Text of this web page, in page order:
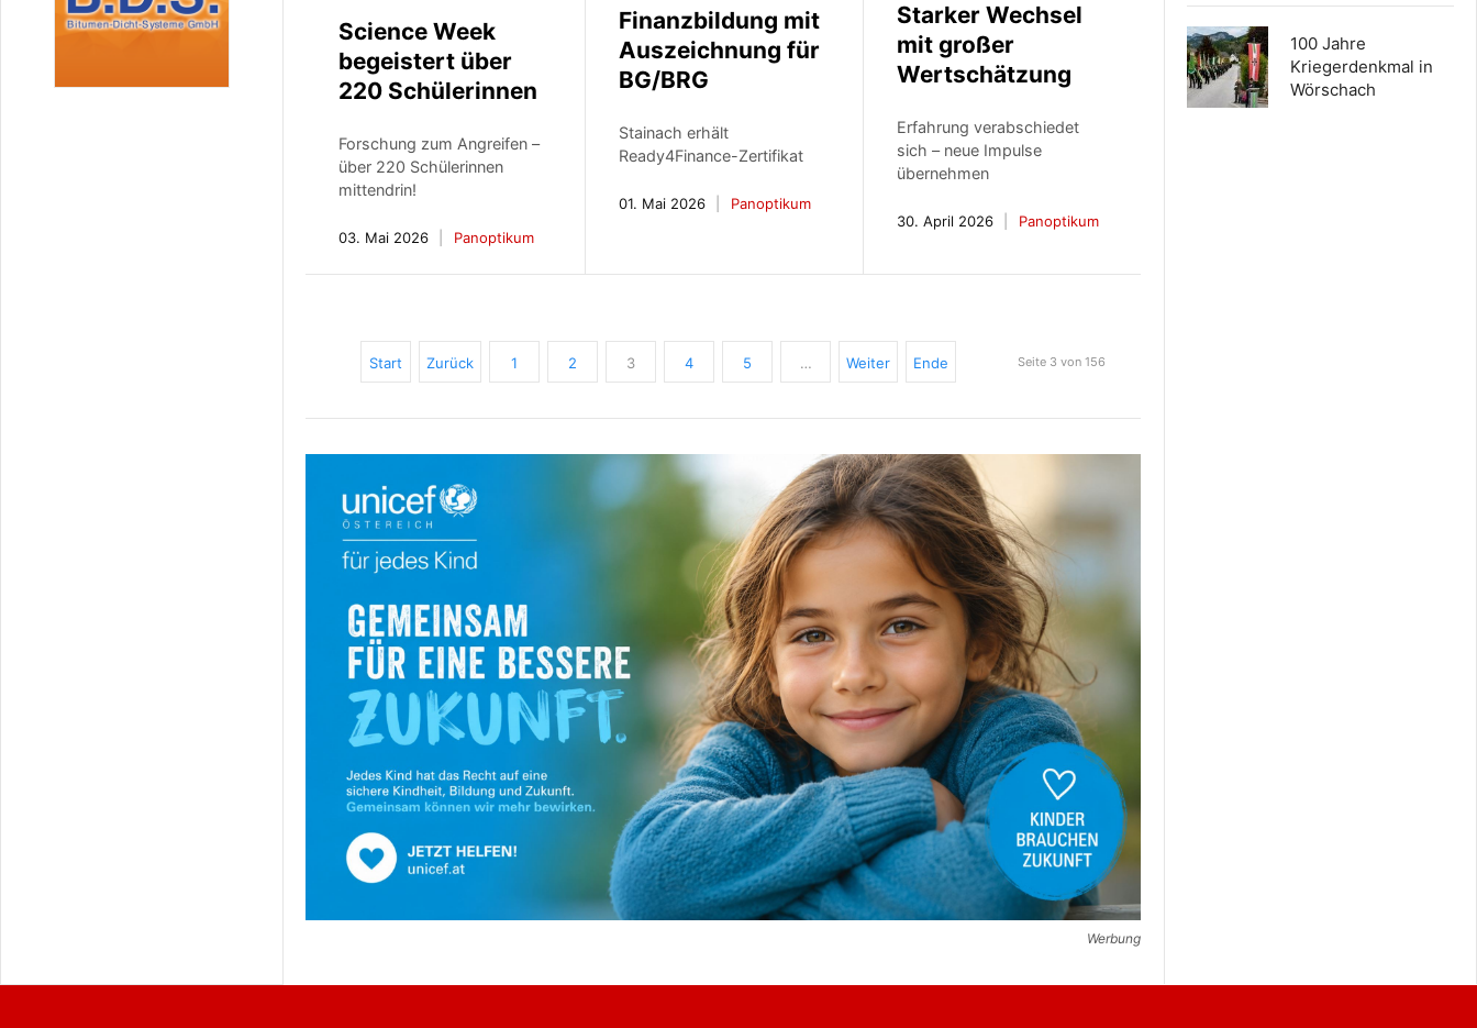
Science Week
begeistert über
220 Schülerinnen
Forschung zum Angreifen –
über 220 Schülerinnen
mittendrin!
03. Mai 2026 Panoptikum
Finanzbildung mit
Auszeichnung für
BG/BRG
Stainach erhält
Ready4Finance-Zertifikat
01. Mai 2026 Panoptikum
Starker Wechsel
mit großer
Wertschätzung
Erfahrung verabschiedet
sich – neue Impulse
übernehmen
30. April 2026 Panoptikum
Start Zurück 1 2 3 4 5 … Weiter Ende Seite 3 von 156
Werbung
100 Jahre
Kriegerdenkmal in
Wörschach